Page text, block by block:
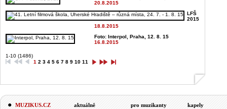
20.8.2015
LFŠ
2015
18.8.2015
Foto: Interpol, Praha, 12. 8. 15
16.8.2015
1-10 (1486)
1 2 3 4 5 6 7 8 9 10 11
MUZIKUS.CZ
aktuálně
pro muzikanty
kapely